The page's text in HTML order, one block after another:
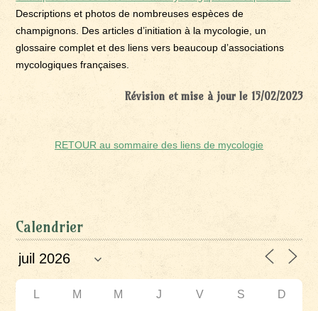
Descriptions et photos de nombreuses espèces de
champignons. Des articles d’initiation à la mycologie, un
glossaire complet et des liens vers beaucoup d’associations
mycologiques françaises.
Révision et mise à jour le 15/02/2023
RETOUR au sommaire des liens de mycologie
Calendrier
L M M J V S D